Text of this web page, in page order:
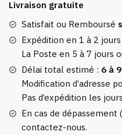
Enfant
Bleu
Azur
Pull
Plaid
Polaire
À
Livraison gratuite
Satisfait ou Remboursé
Expédition en 1 à 2
La Poste en 5 à 7 jours
Délai total estimé : 6 à
Modification d’adresse
Pas d’expédition les
En cas de dépassement
contactez-nous.